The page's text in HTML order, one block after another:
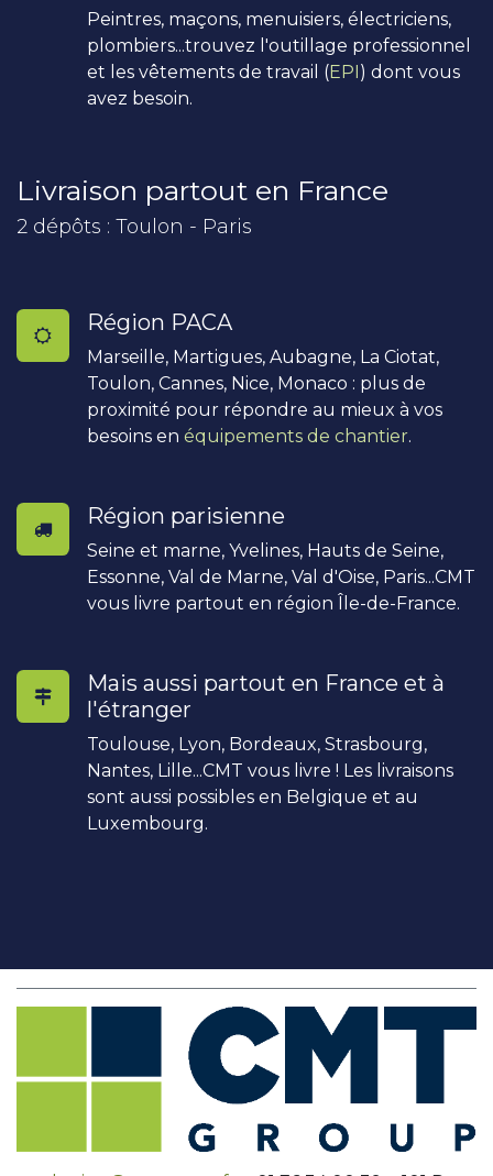
Peintres, maçons, menuisiers, électriciens,
plombiers...trouvez l'outillage professionnel
et les vêtements de travail (EPI ) dont vous
avez besoin.
Livraison partout en France
2 dépôts : Toulon - Paris
Région PACA
Marseille, Martigues, Aubagne, La Ciotat,
Toulon, Cannes, Nice, Monaco : plus de
proximité pour répondre au mieux à vos
besoins en équipements de chantier.
Région parisienne
Seine et marne, Yvelines, Hauts de Seine,
Essonne, Val de Marne, Val d'Oise, Paris...CMT
vous livre partout en région Île-de-France.
Mais aussi partout en France et à
l'étranger
Toulouse, Lyon, Bordeaux, Strasbourg,
Nantes, Lille...CMT vous livre ! Les livraisons
sont aussi possibles en Belgique et au
Luxembourg.